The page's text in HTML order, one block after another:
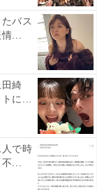
バス
情...
綺
に...
で時
不...